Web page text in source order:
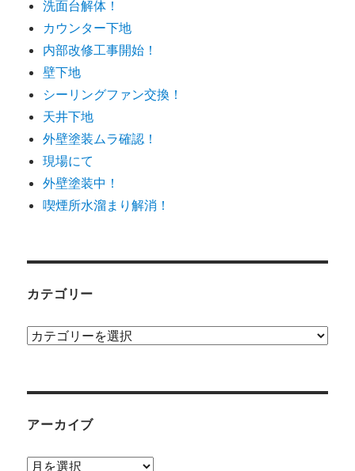
洗面台解体！
カウンター下地
内部改修工事開始！
壁下地
シーリングファン交換！
天井下地
外壁塗装ムラ確認！
現場にて
外壁塗装中！
喫煙所水溜まり解消！
カテゴリー
カ
ー
アーカイブ
ア